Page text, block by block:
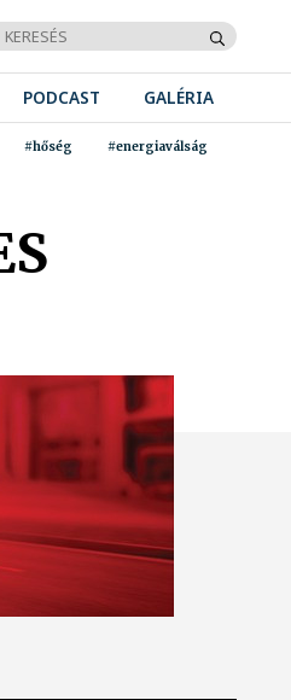
PODCAST GALÉRIA
#hőség #energiaválság